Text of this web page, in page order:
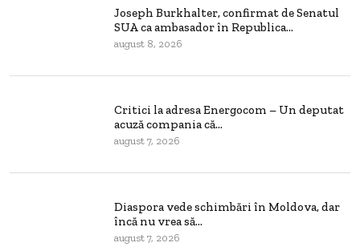
Joseph Burkhalter, confirmat de Senatul
SUA ca ambasador în Republica...
august 8, 2026
Critici la adresa Energocom – Un deputat
acuză compania că...
august 7, 2026
Diaspora vede schimbări în Moldova, dar
încă nu vrea să...
august 7, 2026